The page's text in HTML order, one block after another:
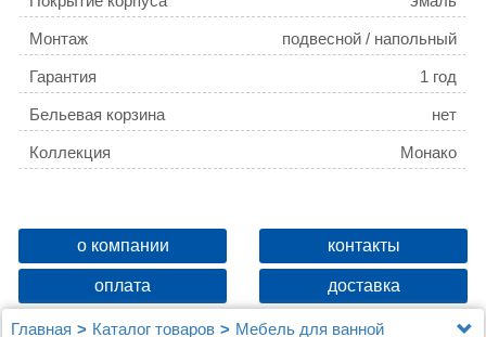
Монтаж подвесной / напольный
Гарантия 1 год
Бельевая корзина нет
Коллекция Монако
о компании контакты
оплата доставка
Главная Каталог товаров Мебель для ванной